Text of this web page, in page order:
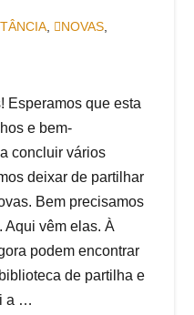
NOVAS
Esperamos que esta
e bem-
concluir vários
deixar de partilhar
Bem precisamos
Aqui vêm elas. À
podem encontrar
de partilha e
a …